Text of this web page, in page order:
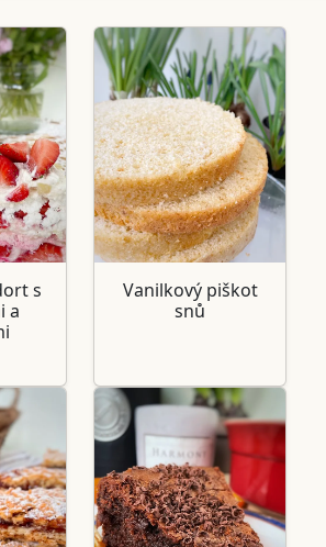
s
a
Vanilkový piškot
snů